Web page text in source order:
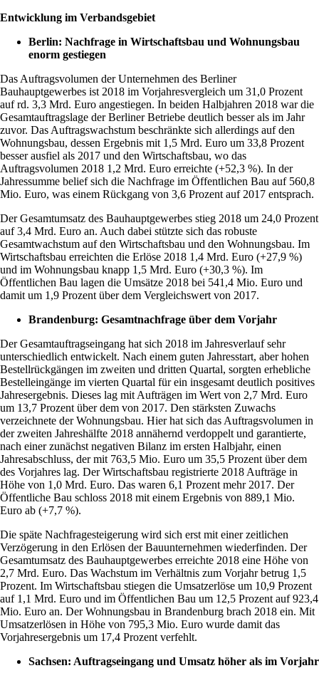
Entwicklung im Verbandsgebiet
Berlin: Nachfrage in Wirtschaftsbau und Wohnungsbau
enorm gestiegen
Das Auftragsvolumen der Unternehmen des Berliner
Bauhauptgewerbes ist 2018 im Vorjahresvergleich um 31,0 Prozent
auf rd. 3,3 Mrd. Euro angestiegen. In beiden Halbjahren 2018 war die
Gesamtauftragslage der Berliner Betriebe deutlich besser als im Jahr
zuvor. Das Auftragswachstum beschränkte sich allerdings auf den
Wohnungsbau, dessen Ergebnis mit 1,5 Mrd. Euro um 33,8 Prozent
besser ausfiel als 2017 und den Wirtschaftsbau, wo das
Auftragsvolumen 2018 1,2 Mrd. Euro erreichte (+52,3 %). In der
Jahressumme belief sich die Nachfrage im Öffentlichen Bau auf 560,8
Mio. Euro, was einem Rückgang von 3,6 Prozent auf 2017 entsprach.
Der Gesamtumsatz des Bauhauptgewerbes stieg 2018 um 24,0 Prozent
auf 3,4 Mrd. Euro an. Auch dabei stützte sich das robuste
Gesamtwachstum auf den Wirtschaftsbau und den Wohnungsbau. Im
Wirtschaftsbau erreichten die Erlöse 2018 1,4 Mrd. Euro (+27,9 %)
und im Wohnungsbau knapp 1,5 Mrd. Euro (+30,3 %). Im
Öffentlichen Bau lagen die Umsätze 2018 bei 541,4 Mio. Euro und
damit um 1,9 Prozent über dem Vergleichswert von 2017.
Brandenburg: Gesamtnachfrage über dem Vorjahr
Der Gesamtauftragseingang hat sich 2018 im Jahresverlauf sehr
unterschiedlich entwickelt. Nach einem guten Jahresstart, aber hohen
Bestellrückgängen im zweiten und dritten Quartal, sorgten erhebliche
Bestelleingänge im vierten Quartal für ein insgesamt deutlich positives
Jahresergebnis. Dieses lag mit Aufträgen im Wert von 2,7 Mrd. Euro
um 13,7 Prozent über dem von 2017. Den stärksten Zuwachs
verzeichnete der Wohnungsbau. Hier hat sich das Auftragsvolumen in
der zweiten Jahreshälfte 2018 annähernd verdoppelt und garantierte,
nach einer zunächst negativen Bilanz im ersten Halbjahr, einen
Jahresabschluss, der mit 763,5 Mio. Euro um 35,5 Prozent über dem
des Vorjahres lag. Der Wirtschaftsbau registrierte 2018 Aufträge in
Höhe von 1,0 Mrd. Euro. Das waren 6,1 Prozent mehr 2017. Der
Öffentliche Bau schloss 2018 mit einem Ergebnis von 889,1 Mio.
Euro ab (+7,7 %).
Die späte Nachfragesteigerung wird sich erst mit einer zeitlichen
Verzögerung in den Erlösen der Bauunternehmen wiederfinden. Der
Gesamtumsatz des Bauhauptgewerbes erreichte 2018 eine Höhe von
2,7 Mrd. Euro. Das Wachstum im Verhältnis zum Vorjahr betrug 1,5
Prozent. Im Wirtschaftsbau stiegen die Umsatzerlöse um 10,9 Prozent
auf 1,1 Mrd. Euro und im Öffentlichen Bau um 12,5 Prozent auf 923,4
Mio. Euro an. Der Wohnungsbau in Brandenburg brach 2018 ein. Mit
Umsatzerlösen in Höhe von 795,3 Mio. Euro wurde damit das
Vorjahresergebnis um 17,4 Prozent verfehlt.
Sachsen: Auftragseingang und Umsatz höher als im Vorjahr